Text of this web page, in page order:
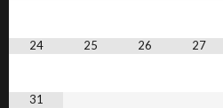
24 25 26 27
31